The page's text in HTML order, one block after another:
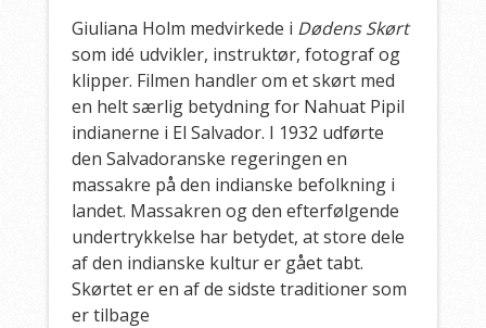
Giuliana Holm medvirkede i Dødens Skørt
som idé udvikler, instruktør, fotograf og
klipper. Filmen handler om et skørt med
en helt særlig betydning for Nahuat Pipil
indianerne i El Salvador. I 1932 udførte
den Salvadoranske regeringen en
massakre på den indianske befolkning i
landet. Massakren og den efterfølgende
undertrykkelse har betydet, at store dele
af den indianske kultur er gået tabt.
Skørtet er en af de sidste traditioner som
er tilbage